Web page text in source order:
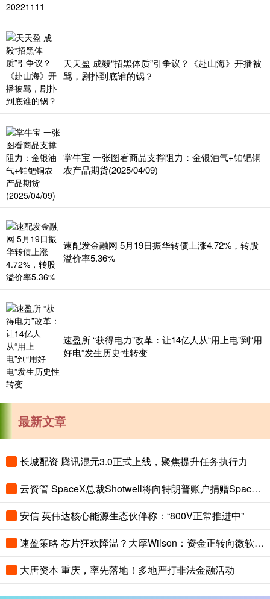
天天盈 成毅“招黑体质”引争议？《赴山海》开播被
骂，剧扑到底谁的锅？
掌牛宝 一张图看商品支撑阻力：金银油气+铂钯铜
农产品期货(2025/04/09)
速配发金融网 5月19日振华转债上涨4.72%，转股
溢价率5.36%
速盈所 “获得电力”改革：让14亿人从“用上电”到“用
好电”发生历史性转变
最新文章
长城配资 腾讯混元3.0正式上线，聚焦提升任务执行力
云资管 SpaceX总裁Shotwell将向特朗普账户捐赠SpaceX股票
安信 英伟达核心能源生态伙伴称：“800V正常推进中”
速盈策略 芯片狂欢降温？大摩Wilson：资金正转向微软、亚马逊等AI超算巨头
大唐资本 重庆，率先落地！多地严打非法金融活动